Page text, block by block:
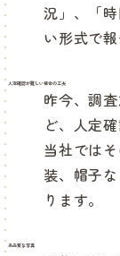
況」、「
い形式で
人定確認が難しい場合の工夫
昨今、調
ど、人定
当社では
装、帽子
ります。
高品質な写真